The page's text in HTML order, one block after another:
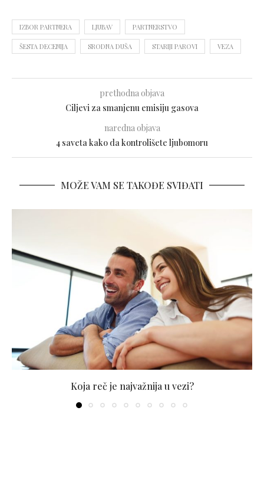
IZBOR PARTNERA LJUBAV PARTNERSTVO
ŠESTA DECENIJA SRODNA DUŠA STARIJI PAROVI VEZA
prethodna objava
Ciljevi za smanjenu emisiju gasova
naredna objava
4 saveta kako da kontrolišete ljubomoru
MOŽE VAM SE TAKOĐE SVIĐATI
Koja reč je najvažnija u vezi?